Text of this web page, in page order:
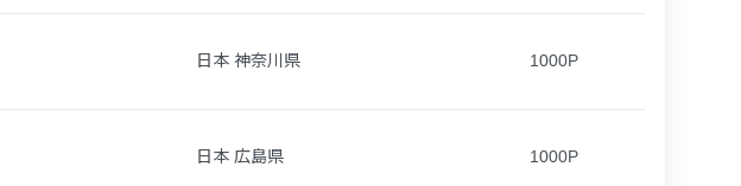
日本 神奈川県 1000P
日本 広島県 1000P